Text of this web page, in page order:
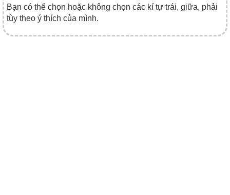
Bạn có thể chọn hoặc không chọn các kí tự trái, giữa, phải
tùy theo ý thích của mình.